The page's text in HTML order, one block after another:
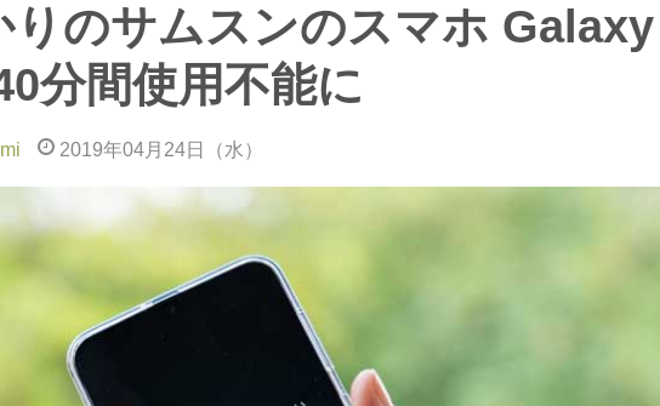
りのサムスンのスマホ Galaxy
分間使用不能に
2019年04月24日（水）